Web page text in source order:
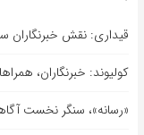
قیداری: نقش خبرنگاران
کولیوند: خبرنگاران،
«رسانه»، سنگر نخست